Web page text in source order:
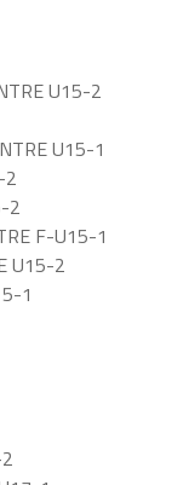
U15-2
U15-1
2
2
F-U15-1
U15-2
1